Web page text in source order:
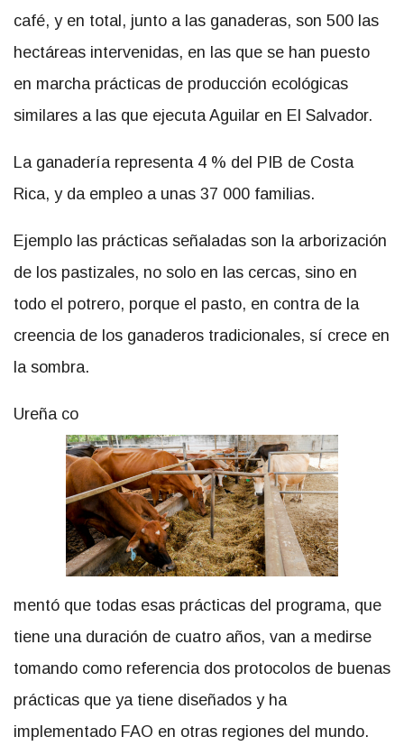
café, y en total, junto a las ganaderas, son 500 las
hectáreas intervenidas, en las que se han puesto
en marcha prácticas de producción ecológicas
similares a las que ejecuta Aguilar en El Salvador.
La ganadería representa 4 % del PIB de Costa
Rica, y da empleo a unas 37 000 familias.
Ejemplo las prácticas señaladas son la arborización
de los pastizales, no solo en las cercas, sino en
todo el potrero, porque el pasto, en contra de la
creencia de los ganaderos tradicionales, sí crece en
la sombra.
Ureña co
mentó que todas esas prácticas del programa, que
tiene una duración de cuatro años, van a medirse
tomando como referencia dos protocolos de buenas
prácticas que ya tiene diseñados y ha
implementado FAO en otras regiones del mundo.